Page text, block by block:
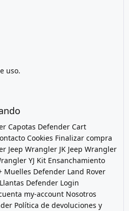
uso.
Capotas Defender Cart
Cookies Finalizar compra
Jeep Wrangler JK Jeep Wrangler
YJ Kit Ensanchamiento
Muelles Defender Land Rover
Llantas Defender Login
my-account Nosotros
Política de devoluciones y